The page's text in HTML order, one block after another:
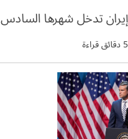
تدخل شهرها السادس
5 دقائق قراءة